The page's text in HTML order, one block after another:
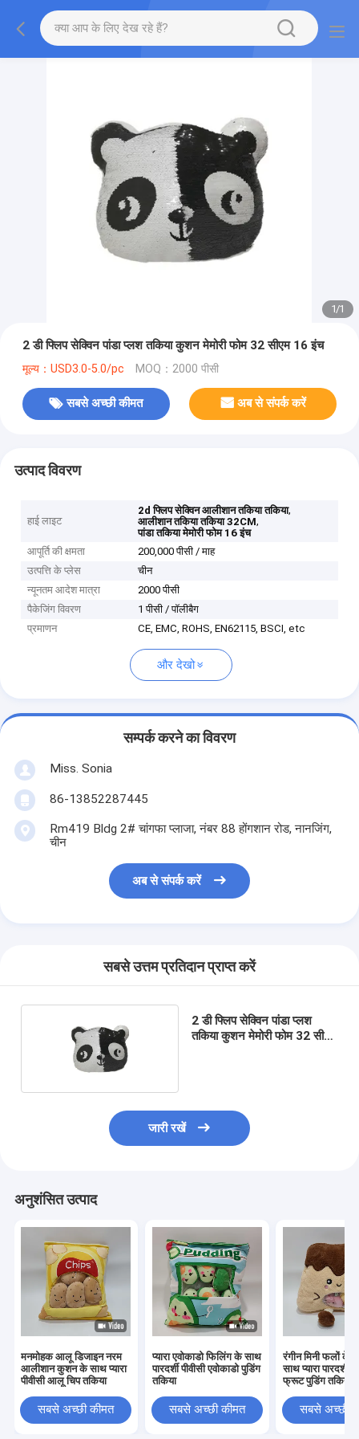
1/1
2 डी फ्लिप सेक्विन पांडा प्लश तकिया कुशन मेमोरी फोम 32 सीएम 16 इंच
मूल्य：USD3.0-5.0/pc MOQ：2000 पीसी
सबसे अच्छी कीमत अब से संपर्क करें
उत्पाद विवरण
हाई लाइट
2d फ्लिप सेक्विन आलीशान तकिया तकिया,
आलीशान तकिया तकिया 32CM,
पांडा तकिया मेमोरी फोम 16 इंच
आपूर्ति की क्षमता
200,000 पीसी / माह
उत्पत्ति के प्लेस
चीन
न्यूनतम आदेश मात्रा
2000 पीसी
पैकेजिंग विवरण
1 पीसी / पॉलीबैग
प्रमाणन
CE, EMC, ROHS, EN62115, BSCI, etc
और देखो
सम्पर्क करने का विवरण
Miss. Sonia
86-13852287445
Rm419 Bldg 2# चांगफा प्लाजा, नंबर 88 होंगशान रोड, नानजिंग,
चीन
अब से संपर्क करें
सबसे उत्तम प्रतिदान प्राप्त करें
2 डी फ्लिप सेक्विन पांडा प्लश
तकिया कुशन मेमोरी फोम 32 सीएम
जारी रखें
अनुशंसित उत्पाद
मनमोहक आलू डिजाइन नरम
आलीशान कुशन के साथ प्यारा
पीवीसी आलू चिप तकिया
सबसे अच्छी कीमत
प्यारा एवोकाडो फिलिंग के साथ
पारदर्शी पीवीसी एवोकाडो पुडिंग
तकिया
सबसे अच्छी कीमत
रंगीन मिनी फलों के
साथ प्यारा पारदर्शी
फ्रूट पुडिंग तकिया
सबसे अच्छी